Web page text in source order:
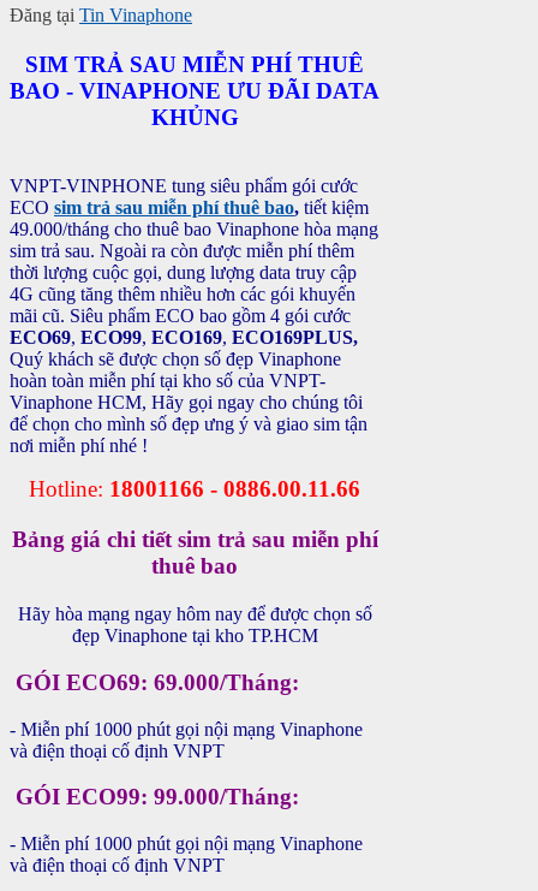
Đăng tại Tin Vinaphone
SIM TRẢ SAU MIỄN PHÍ THUÊ
BAO - VINAPHONE ƯU ĐÃI DATA
KHỦNG
VNPT-VINPHONE tung siêu phẩm gói cước
ECO sim trả sau miễn phí thuê bao, tiết kiệm
49.000/tháng cho thuê bao Vinaphone hòa mạng
sim trả sau. Ngoài ra còn được miễn phí thêm
thời lượng cuộc gọi, dung lượng data truy cập
4G cũng tăng thêm nhiều hơn các gói khuyến
mãi cũ. Siêu phẩm ECO bao gồm 4 gói cước
ECO69, ECO99, ECO169, ECO169PLUS,
Quý khách sẽ được chọn số đẹp Vinaphone
hoàn toàn miễn phí tại kho số của VNPT-
Vinaphone HCM, Hãy gọi ngay cho chúng tôi
để chọn cho mình số đẹp ưng ý và giao sim tận
nơi miễn phí nhé !
Hotline: 18001166 - 0886.00.11.66
Bảng giá chi tiết sim trả sau miễn phí
thuê bao
Hãy hòa mạng ngay hôm nay để được chọn số
đẹp Vinaphone tại kho TP.HCM
GÓI ECO69: 69.000/Tháng:
- Miễn phí 1000 phút gọi nội mạng Vinaphone
và điện thoại cố định VNPT
GÓI ECO99: 99.000/Tháng:
- Miễn phí 1000 phút gọi nội mạng Vinaphone
và điện thoại cố định VNPT